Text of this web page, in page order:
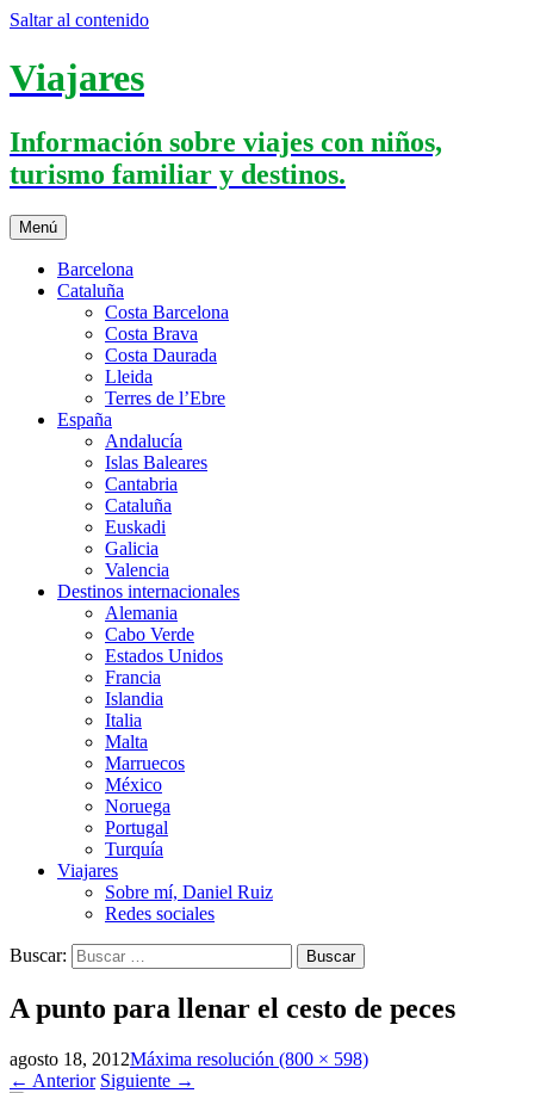
Saltar al contenido
Viajares
Información sobre viajes con niños,
turismo familiar y destinos.
Menú
Barcelona
Cataluña
Costa Barcelona
Costa Brava
Costa Daurada
Lleida
Terres de l’Ebre
España
Andalucía
Islas Baleares
Cantabria
Cataluña
Euskadi
Galicia
Valencia
Destinos internacionales
Alemania
Cabo Verde
Estados Unidos
Francia
Islandia
Italia
Malta
Marruecos
México
Noruega
Portugal
Turquía
Viajares
Sobre mí, Daniel Ruiz
Redes sociales
Buscar:
A punto para llenar el cesto de peces
agosto 18, 2012Máxima resolución (800 × 598)
← Anterior Siguiente →